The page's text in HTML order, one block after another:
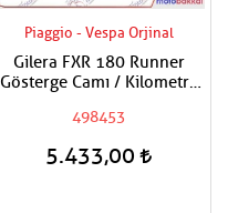
Piaggio - Vespa Orjinal
Gilera FXR 180 Runner
Gösterge Camı / Kilometre
498453
5.433,00